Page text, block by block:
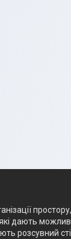
дають
розсувний